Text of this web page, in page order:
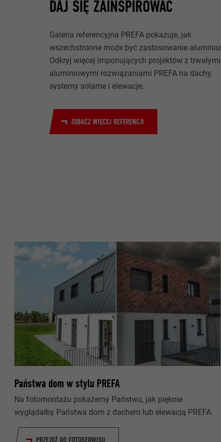
DAJ SIĘ ZAINSPIROWAĆ
Galeria referencyjna PREFA pokazuje, jak
wszechstronne może być zastosowanie
Odkryj więcej imponujących projektów z trwałymi
aluminiowymi rozwiązaniami PREFA na dachy,
systemy solarne i elewacje.
ZOBACZ WIĘCEJ REFERENCJI
Państwa dom w stylu PREFA
Na fotomontażu pokażemy Państwu, jak pięknie
wyglądałby Państwa dom z dachem lub elewacją PREFA.
PRZEJDŹ DO FOTOSERWISU
NAZWA
DOSTAWCA
PROCEDURA
PROCEDURA
CEL
NAZWA
DOSTAWCA
MARKETING I
Pliki cookie
to przez
do treści na
DOSTAWCA
PROCEDURA
CEL
NAZWA
PROCEDURA